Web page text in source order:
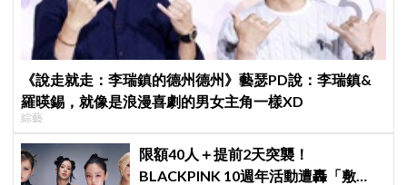
《說走就走：李瑞鎮的德州德州》藝瑟PD說：李瑞鎮&
羅暎錫，就像是浪漫喜劇的男女主角一樣XD
綜藝
限額40人＋提前2天突襲！
BLACKPINK 10週年活動遭轟「敷